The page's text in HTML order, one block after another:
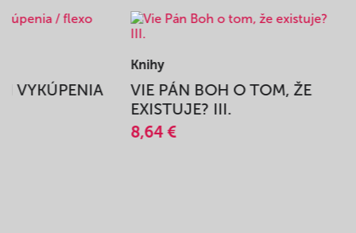
VYKÚPENIA
Knihy
VIE PÁN BOH O TOM, ŽE
EXISTUJE? III.
8,64 €